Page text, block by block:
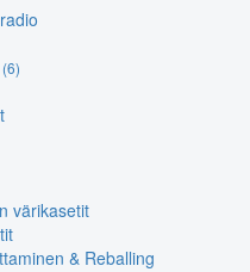
(6)
värikasetit
& Reballing